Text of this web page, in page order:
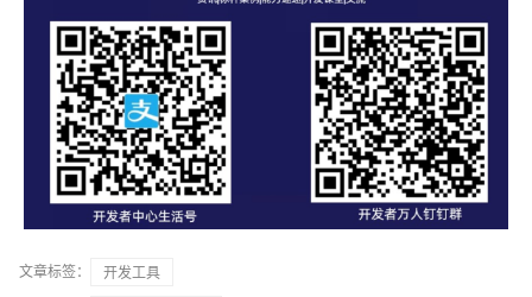
文章标签：
开发工具